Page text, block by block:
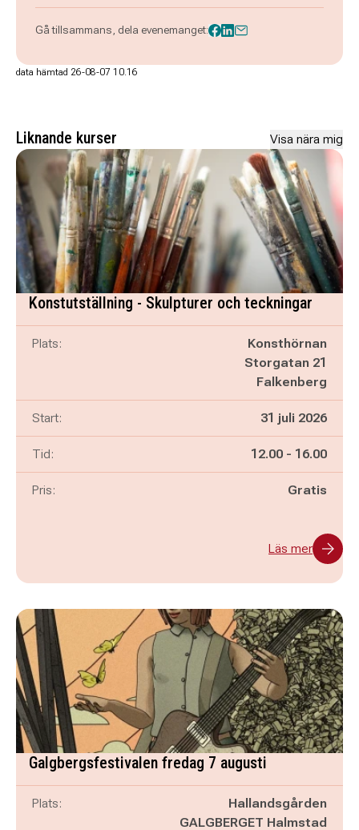
Gå tillsammans, dela evenemanget:
data hämtad 26-08-07 10.16
Liknande kurser Visa nära mig
Konstutställning - Skulpturer och teckningar
Plats:
Konsthörnan
Storgatan 21
Falkenberg
Start: 31 juli 2026
Tid: Pågår mellan
12.00 - och
16.00
Pris: Gratis
Läs mer
Galgbergsfestivalen fredag 7 augusti
Plats:
Hallandsgården
GALGBERGET Halmstad